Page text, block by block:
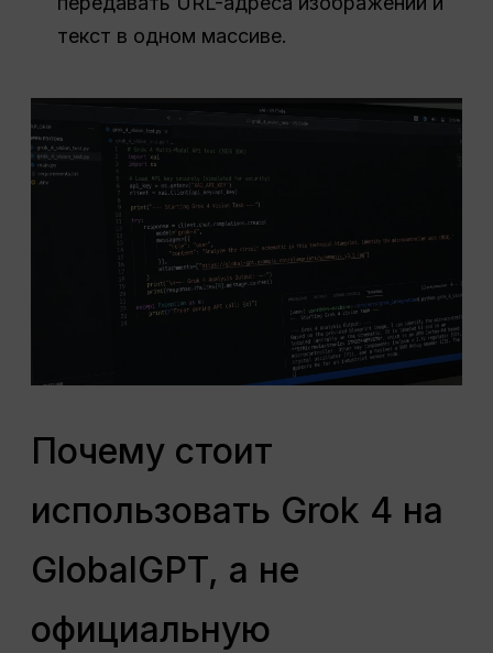
текст в одном массиве.
Почему стоит
использовать Grok 4 на
GlobalGPT, а не
официальную